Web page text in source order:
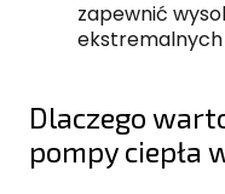
zapewnić
Dlaczego
pompy ciepła